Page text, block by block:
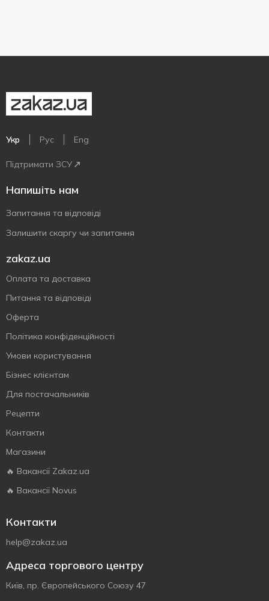
Укр Рус Eng
Підтримати ЗСУ
Напишіть нам
Запитання та відповіді
Залишити скаргу чи запитання
zakaz.ua
Оплата та доставка
Питання та відповіді
Оферта
Політика конфіденційності
Умови користування
Бізнес клієнтам
Для постачальників
Рецепти
Контакти
Магазини
🔥 Вакансії Zakaz.ua
🔥 Вакансії Novus
Контакти
help@zakaz.ua
Адреса торгового центру
Київ, пр. Європейського Союзу 47